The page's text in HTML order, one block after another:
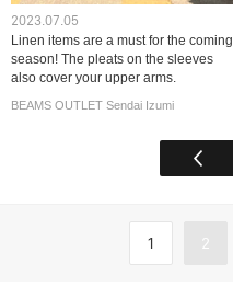
2023.07.05
Linen items are a must for the coming
season! The pleats on the sleeves
also cover your upper arms.
BEAMS OUTLET Sendai Izumi
1 2